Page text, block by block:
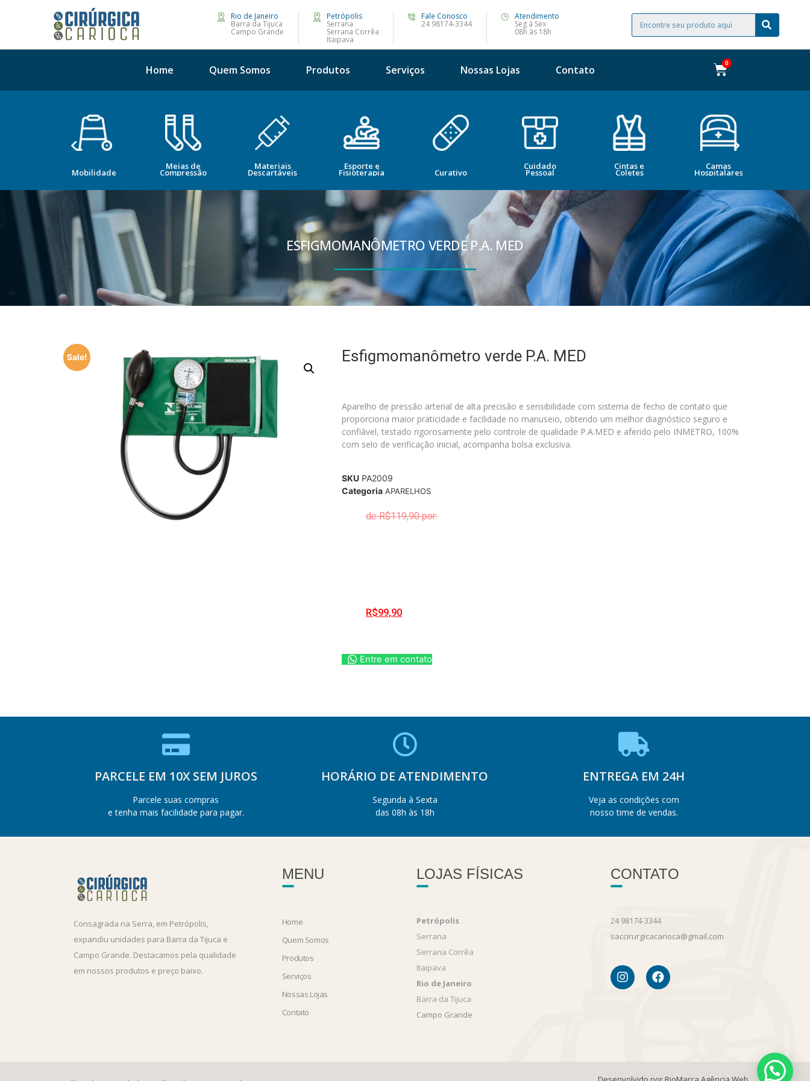
Rio de Janeiro
Barra da Tijuca
Campo Grande
Petrópolis
Serrana
Serrana Corrêa
Itaipava
Fale Conosco
24 98174-3344
Atendimento
Seg à Sex
08h às 18h
Home Quem Somos Produtos Serviços Nossas Lojas Contato
Mobilidade
Meias de
Compressão
Materiais
Descartáveis
Esporte e
Fisioterapia Curativo
Cuidado
Pessoal
Cintas e
Coletes
Camas
Hospitalares
ESFIGMOMANÔMETRO VERDE P.A. MED
Sale! Esfigmomanômetro verde P.A. MED
Aparelho de pressão arterial de alta precisão e sensibilidade com sistema de fecho de contato que
proporciona maior praticidade e facilidade no manuseio, obtendo um melhor diagnóstico seguro e
confiável, testado rigorosamente pelo controle de qualidade P.A.MED e aferido pelo INMETRO, 100%
com selo de verificação inicial, acompanha bolsa exclusiva.
SKU PA2009
Categoria APARELHOS
R$119,90
R$99,90
Entre em contato
PARCELE EM 10X SEM JUROS
Parcele suas compras
e tenha mais facilidade para pagar.
HORÁRIO DE ATENDIMENTO
Segunda à Sexta
das 08h às 18h
ENTREGA EM 24H
Veja as condições com
nosso time de vendas.
Consagrada na Serra, em Petrópolis,
expandiu unidades para Barra da Tijuca e
Campo Grande. Destacamos pela qualidade
em nossos produtos e preço baixo.
MENU
Home
Quem Somos
Produtos
Serviços
Nossas Lojas
Contato
LOJAS FÍSICAS
Petrópolis
Serrana
Serrana Corrêa
Itaipava
Rio de Janeiro
Barra da Tijuca
Campo Grande
CONTATO
24 98174-3344
saccirurgicacarioca@gmail.com